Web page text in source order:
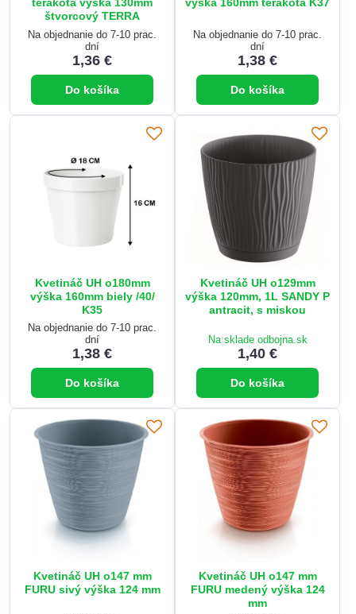
terakota výška 130mm
štvorcový TERRA
Na objednanie do 7-10 prac.
dní
1,36 €
Do košíka
výška 160mm terakota K37
Na objednanie do 7-10 prac.
dní
1,38 €
Do košíka
Kvetináč UH o180mm
výška 160mm biely /40/
K35
Na objednanie do 7-10 prac.
dní
1,38 €
Do košíka
Kvetináč UH o129mm
výška 120mm, 1L SANDY P
antracit, s miskou
Na sklade odbojna.sk
1,40 €
Do košíka
Kvetináč UH o147 mm
FURU sivý výška 124 mm
Kvetináč UH o147 mm
FURU medený výška 124
mm